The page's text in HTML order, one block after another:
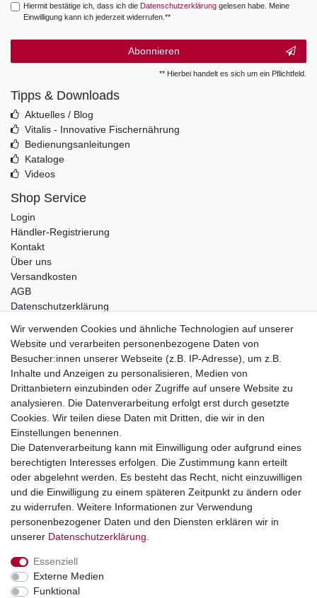
Hiermit bestätige ich, dass ich die Daten­schutz­erklärunggelesen habe. Meine
Einwilligung kann ich jederzeit widerrufen.**
Abonnieren
** Hierbei handelt es sich um ein Pflichtfeld.
Tipps & Downloads
Aktuelles / Blog
Vitalis - Innovative Fischernährung
Bedienungsanleitungen
Kataloge
Videos
Shop Service
Login
Händler-Registrierung
Kontakt
Über uns
Versandkosten
AGB
Datenschutzerklärung
Telefonische Beratung und Unterstützung für Händler unter:
+49 2851 5895-0
Montag - Donnerstag: 08.00 - 16.30 Uhr
Freitag: 08.00 - 16.00 Uhr
Wir sind ein Großhandel, bitte wenden Sie sich als
Endkunde direkt an Ihren örtlichen Fachhändler. Vielen
Dank!
Widerrufs­recht Impressum Daten­schutz­erklärung
Wir verwenden Cookies und ähnliche Technologien auf unserer
Website und verarbeiten personenbezogene Daten von
Besucher:innen unserer Webseite (z.B. IP-Adresse), um z.B.
Inhalte und Anzeigen zu personalisieren, Medien von
Drittanbietern einzubinden oder Zugriffe auf unsere Website zu
analysieren. Die Datenverarbeitung erfolgt erst durch gesetzte
Cookies. Wir teilen diese Daten mit Dritten, die wir in den
Einstellungen benennen.
Die Datenverarbeitung kann mit Einwilligung oder aufgrund eines
berechtigten Interesses erfolgen. Die Zustimmung kann erteilt
oder abgelehnt werden. Es besteht das Recht, nicht einzuwilligen
und die Einwilligung zu einem späteren Zeitpunkt zu ändern oder
zu widerrufen. Weitere Informationen zur Verwendung
personenbezogener Daten und den Diensten erklären wir in
unserer Daten­schutz­erklärung
Essenziell
Externe Medien
Funktional